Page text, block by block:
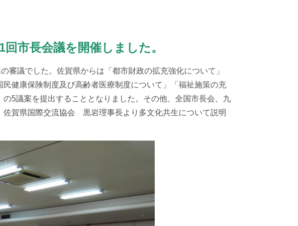
市長会議を開催しました。
議でした。佐賀県からは「都市財政の拡充強化について」
民健康保険制度及び高齢者医療制度について」「福祉施策の充
5議案を提出することとなりました。その他、全国市長会、九
佐賀県国際交流協会 黒岩理事長より多文化共生について説明